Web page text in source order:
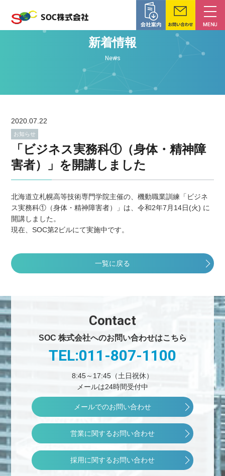
新着情報
News
2020.07.22
お知らせ
「ビジネス実務科①（身体・精神障
害者）」を開講しました
北海道立札幌高等技術専門学院主催の、機動職業訓練「ビジネ
ス実務科①（身体・精神障害者）」は、令和2年7月14日(火) に
開講しました。
現在、SOC第2ビルにて実施中です。
一覧に戻る
Contact
SOC 株式会社へのお問い合わせはこちら
TEL:011-807-1100
8:45～17:45（土日祝休）
メールは24時間受付中
メールでのお問い合わせ
営業に関するお問い合わせ
採用に関するお問い合わせ